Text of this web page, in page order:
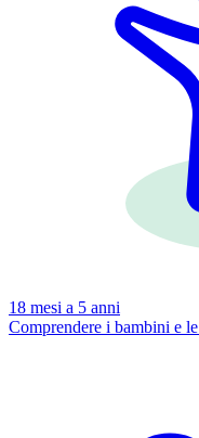
18 mesi a 5 anni
Comprendere i bambini e